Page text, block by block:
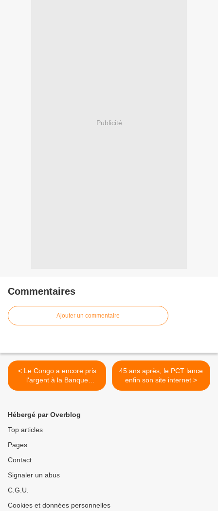
Publicité
Commentaires
Ajouter un commentaire
< Le Congo a encore pris
l'argent à la Banque
mondiale!
45 ans après, le PCT lance
enfin son site internet >
Hébergé par Overblog
Top articles
Pages
Contact
Signaler un abus
C.G.U.
Cookies et données personnelles